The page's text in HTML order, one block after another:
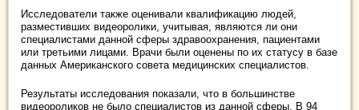
Исследователи также оценивали квалификацию людей,
разместивших видеоролики, учитывая, являются ли они
специалистами данной сферы здравоохранения, пациентами
или третьими лицами. Врачи были оценены по их статусу в базе
данных Американского совета медицинских специалистов.
Результаты исследования показали, что в большинстве
видеороликов не было специалистов из данной сферы. В 94